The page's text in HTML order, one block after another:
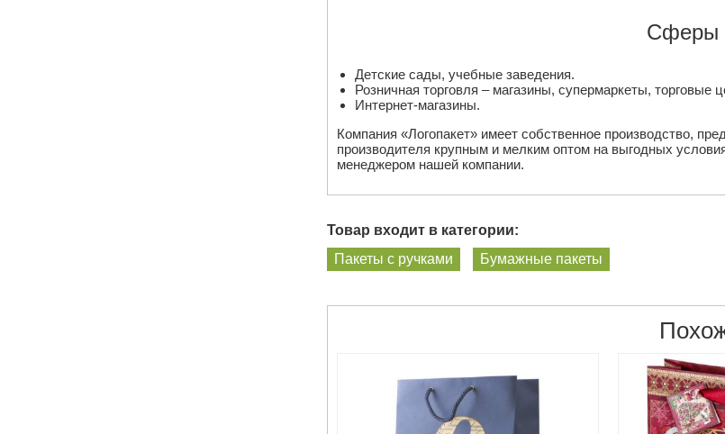
Сферы
Детские сады, учебные заведения.
Розничная торговля – магазины, супермаркеты, торговые
Интернет-магазины.
Компания «Логопакет» имеет собственное производство,
производителя крупным и мелким оптом на выгодных
менеджером нашей компании.
Товар входит в категории:
Пакеты с ручками
Бумажные пакеты